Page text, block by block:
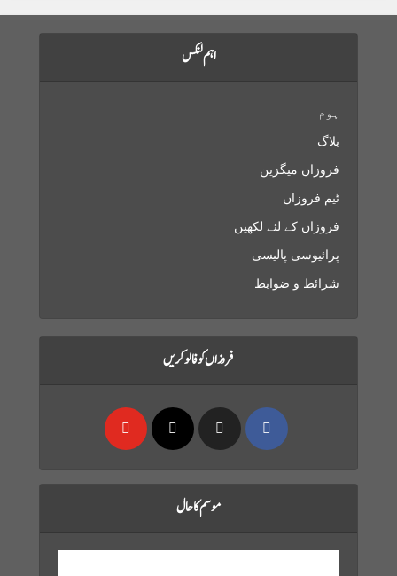
اہم لنکس
ہوم
بلاگ
فروزاں میگزین
ٹیم فروزاں
فروزاں کے لئے لکھیں
پرائیوسی پالیسی
شرائط و ضوابط
فروزاں کو فالو کریں
موسم کا حال